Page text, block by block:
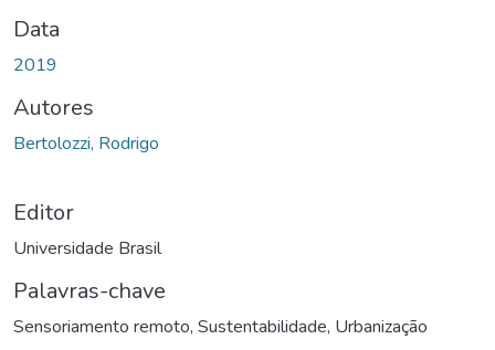
Data
2019
Autores
Bertolozzi, Rodrigo
Editor
Universidade Brasil
Palavras-chave
Sensoriamento remoto, Sustentabilidade, Urbanização